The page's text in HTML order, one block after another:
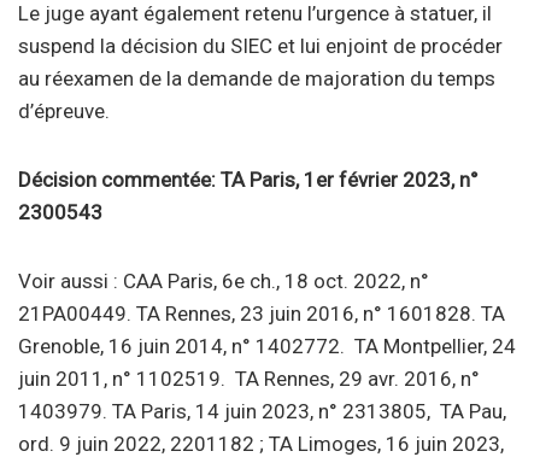
Le juge ayant également retenu l’urgence à statuer, il
suspend la décision du SIEC et lui enjoint de procéder
au réexamen de la demande de majoration du temps
d’épreuve.
Décision commentée: TA Paris, 1er février 2023, n°
2300543
Voir aussi : CAA Paris, 6e ch., 18 oct. 2022, n°
21PA00449. TA Rennes, 23 juin 2016, n° 1601828. TA
Grenoble, 16 juin 2014, n° 1402772. TA Montpellier, 24
juin 2011, n° 1102519. TA Rennes, 29 avr. 2016, n°
1403979. TA Paris, 14 juin 2023, n° 2313805, TA Pau,
ord. 9 juin 2022, 2201182 ; TA Limoges, 16 juin 2023,